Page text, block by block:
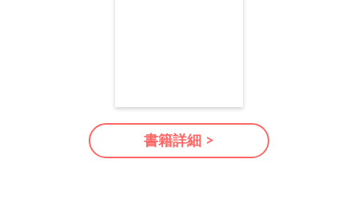
書籍詳細 >